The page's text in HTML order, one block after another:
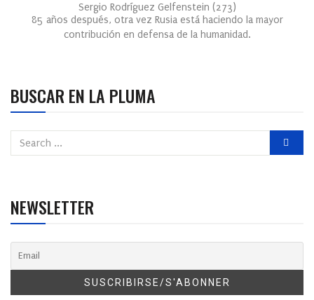
Sergio Rodríguez Gelfenstein (273)
85 años después, otra vez Rusia está haciendo la mayor
contribución en defensa de la humanidad.
BUSCAR EN LA PLUMA
NEWSLETTER